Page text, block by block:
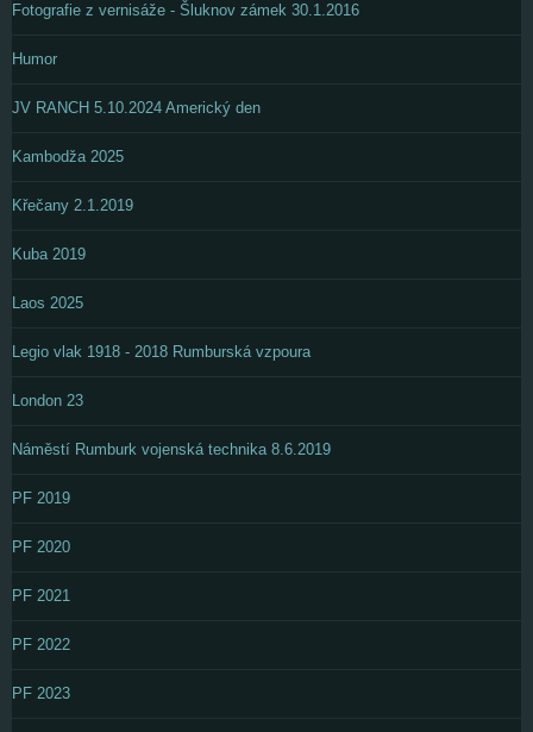
Fotografie z vernisáže - Šluknov zámek 30.1.2016
Humor
JV RANCH 5.10.2024 Americký den
Kambodža 2025
Křečany 2.1.2019
Kuba 2019
Laos 2025
Legio vlak 1918 - 2018 Rumburská vzpoura
London 23
Náměstí Rumburk vojenská technika 8.6.2019
PF 2019
PF 2020
PF 2021
PF 2022
PF 2023